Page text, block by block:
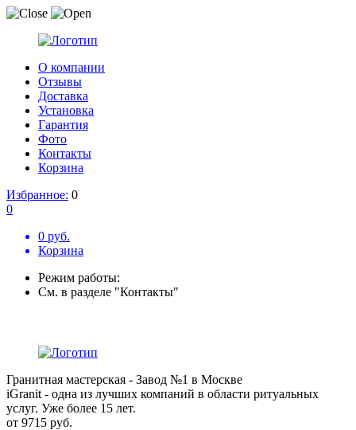
О компании
Отзывы
Доставка
Установка
Гарантия
Фото
Контакты
Корзина
Избранное: 0
0
0 руб.
Корзина
Режим работы:
См. в разделе "Контакты"
Гранитная мастерская - Завод №1 в Москве
iGranit - одна из лучших компаний в области ритуальных
услуг. Уже более 15 лет.
от 9715 руб.